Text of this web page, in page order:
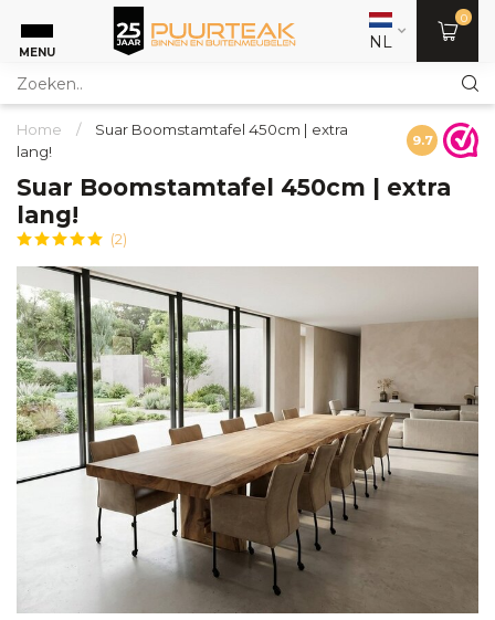
MENU NL
0
Home /
Suar Boomstamtafel 450cm | extra
lang!
9.7
Suar Boomstamtafel 450cm | extra
lang!
(2)